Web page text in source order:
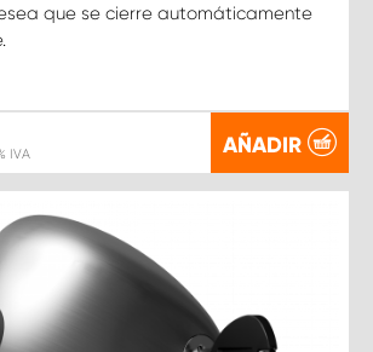
que se cierre automáticamente
IVA AÑADIR